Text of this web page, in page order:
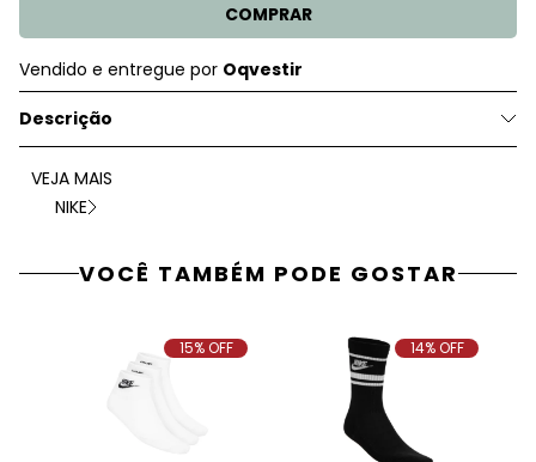
COMPRAR
Vendido e entregue por Oqvestir
Descrição
VEJA MAIS
NIKE
VOCÊ TAMBÉM PODE GOSTAR
15% OFF 14% OFF